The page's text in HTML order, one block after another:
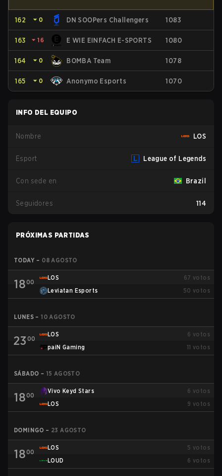
162 ⏷ 0 DN SOOPers Challengers 1083
163 ⏷ 16 E WIE EINFACH E-SPORTS 1080
164 ⏷ 0 BOMBA Team 1078
165 ⏷ 0 Anonymo Esports 1070
INFO DEL EQUIPO
Nombre LOS
Esport League of Legends
Con sede en Brazil
Seguidores 114
PRÓXIMAS PARTIDAS
TODAY – 08 AGOSTO
1800
LOS 67 votos
Leviatan Esports
50 votos
LUNES – 10 AGOSTO
23 00
LOS 6 votos
paiN Gaming
11 votos
SÁBADO – 15 AGOSTO
1800
Vivo Keyd Stars 6 votos
LOS
9 votos
DOMINGO – 23 AGOSTO
1800
LOS 5 votos
LOUD
6 votos